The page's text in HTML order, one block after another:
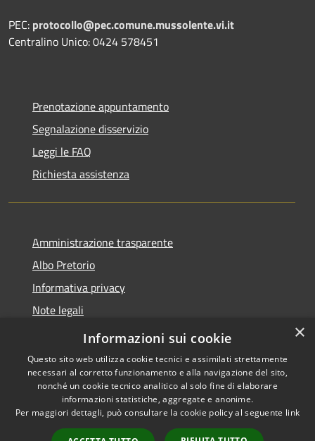
PEC: protocollo@pec.comune.mussolente.vi.it
Centralino Unico: 0424 578451
Prenotazione appuntamento
Segnalazione disservizio
Leggi le FAQ
Richiesta assistenza
Amministrazione trasparente
Albo Pretorio
Informativa privacy
Note legali
Dichiarazione di accessibilità
Accessibilità
Copyright © 2026 • Comune di
Mussolente • Powered by
Municipium• Accesso
×
Informazioni sui cookie
Questo sito web utilizza cookie tecnici e assimilati strettamente
necessari al corretto funzionamento e alla navigazione del sito,
nonché un cookie tecnico analitico al solo fine di elaborare
informazioni statistiche, aggregate e anonime.
Per maggiori dettagli, può consultare la cookie policy al seguente link